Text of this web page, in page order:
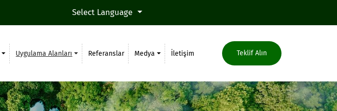
Select Language
Uygulama Alanları Referanslar Medya İletişim Teklif Alın